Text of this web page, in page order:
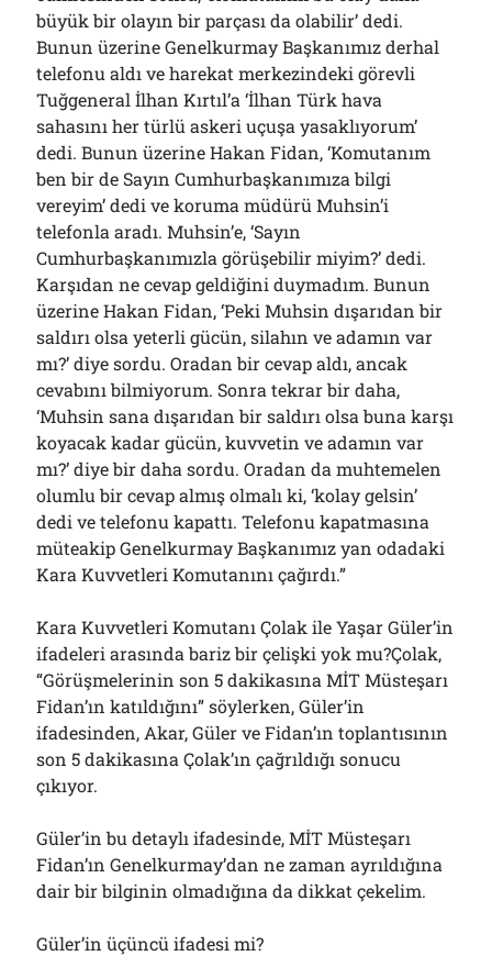
büyük bir olayın bir parçası da olabilir’ dedi.
Bunun üzerine Genelkurmay Başkanımız derhal
telefonu aldı ve harekat merkezindeki görevli
Tuğgeneral İlhan Kırtıl’a ‘İlhan Türk hava
sahasını her türlü askeri uçuşa yasaklıyorum’
dedi. Bunun üzerine Hakan Fidan, ‘Komutanım
ben bir de Sayın Cumhurbaşkanımıza bilgi
vereyim’ dedi ve koruma müdürü Muhsin’i
telefonla aradı. Muhsin’e, ‘Sayın
Cumhurbaşkanımızla görüşebilir miyim?’ dedi.
Karşıdan ne cevap geldiğini duymadım. Bunun
üzerine Hakan Fidan, ‘Peki Muhsin dışarıdan bir
saldırı olsa yeterli gücün, silahın ve adamın var
mı?’ diye sordu. Oradan bir cevap aldı, ancak
cevabını bilmiyorum. Sonra tekrar bir daha,
‘Muhsin sana dışarıdan bir saldırı olsa buna karşı
koyacak kadar gücün, kuvvetin ve adamın var
mı?’ diye bir daha sordu. Oradan da muhtemelen
olumlu bir cevap almış olmalı ki, ‘kolay gelsin’
dedi ve telefonu kapattı. Telefonu kapatmasına
müteakip Genelkurmay Başkanımız yan odadaki
Kara Kuvvetleri Komutanını çağırdı.”
Kara Kuvvetleri Komutanı Çolak ile Yaşar Güler’in
ifadeleri arasında bariz bir çelişki yok mu?Çolak,
“Görüşmelerinin son 5 dakikasına MİT Müsteşarı
Fidan’ın katıldığını” söylerken, Güler’in
ifadesinden, Akar, Güler ve Fidan’ın toplantısının
son 5 dakikasına Çolak’ın çağrıldığı sonucu
çıkıyor.
Güler’in bu detaylı ifadesinde, MİT Müsteşarı
Fidan’ın Genelkurmay’dan ne zaman ayrıldığına
dair bir bilginin olmadığına da dikkat çekelim.
Güler’in üçüncü ifadesi mi?